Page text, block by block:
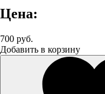
Цена:
700 руб.
Добавить в корзину